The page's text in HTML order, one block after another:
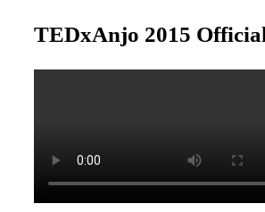
TEDxAnjo 2015